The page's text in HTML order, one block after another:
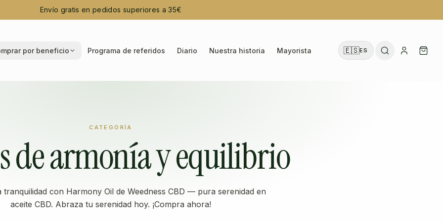
Envío gratis en pedidos superiores a 35€
por beneficio Programa de referidos Diario Nuestra historia Mayorista 🇪🇸ES
CATEGORÍA
de armonía y equilibrio
tranquilidad con Harmony Oil de Weedness CBD — pura serenidad en
aceite CBD. Abraza tu serenidad hoy. ¡Compra ahora!